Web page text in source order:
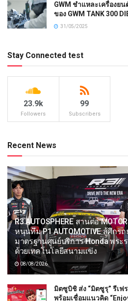
GWM ชำแหละเครื่องย
ของ GWM TANK 300
31/05/2025
Stay Connected test
23.9k
Followers
99
Subscribers
Recent News
R3 AUTOSPHERE สานต่อ
หนุนทีม P1 AUTOMOTIVE สู้ศึกร
มาตรฐานศูนย์บริการ Honda พระ
ด้วยเทคโนโลยีสนามแข่ง
08/08/2026
มิตซูบิชิ ส่ง “มิตซูรุ” รีเ
พร้อมเชื่อมแนวคิด